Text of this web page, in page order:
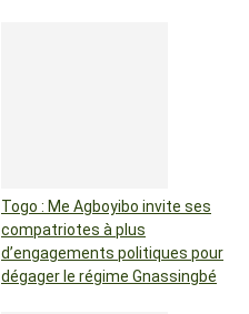
Togo : Me Agboyibo invite ses
compatriotes à plus
d’engagements politiques pour
dégager le régime Gnassingbé